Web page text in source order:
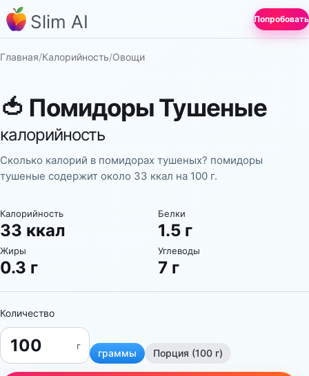
Slim AI Попробовать
Главная/Калорийность/Овощи
🍅 Помидоры Тушеные
калорийность
Сколько калорий в помидорах тушеных? помидоры
тушеные содержит около 33 ккал на 100 г.
Калорийность
33 ккал
Белки
1.5 г
Жиры
0.3 г
Углеводы
7 г
Количество
г
граммы Порция (100 г)